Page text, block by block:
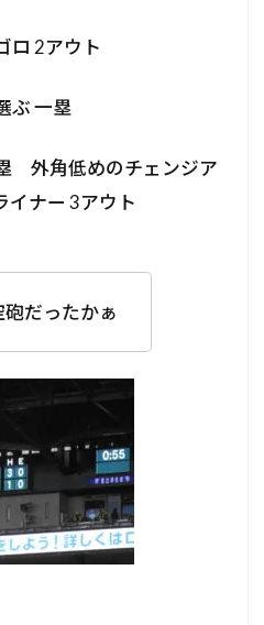
2アウト
ぶ 一塁
外角低めのチェンジア
イナー 3アウト
だったかぁ